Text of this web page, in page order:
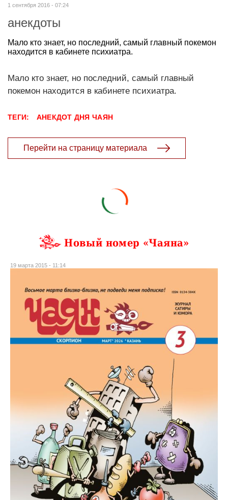
1 сентября 2016 - 07:24
анекдоты
Мало кто знает, но последний, самый главный покемон
находится в кабинете психиатра.
Мало кто знает, но последний, самый главный
покемон находится в кабинете психиатра.
ТЕГИ: АНЕКДОТ ДНЯ ЧАЯН
Перейти на страницу материала
Новый номер «Чаяна»
19 марта 2015 - 11:14